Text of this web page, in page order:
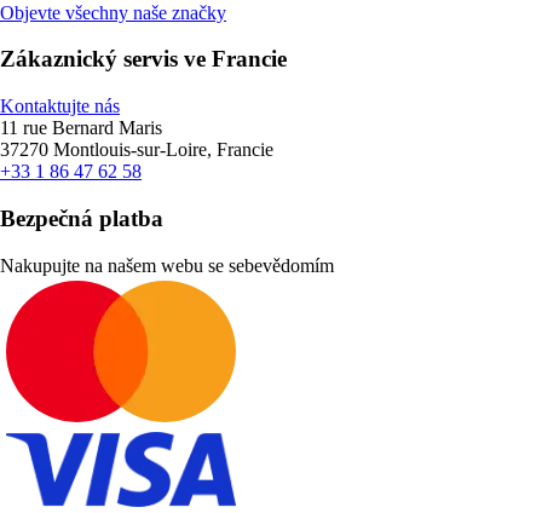
Objevte všechny naše značky
Zákaznický servis ve Francie
Kontaktujte nás
11 rue Bernard Maris
37270 Montlouis-sur-Loire, Francie
+33 1 86 47 62 58
Bezpečná platba
Nakupujte na našem webu se sebevědomím